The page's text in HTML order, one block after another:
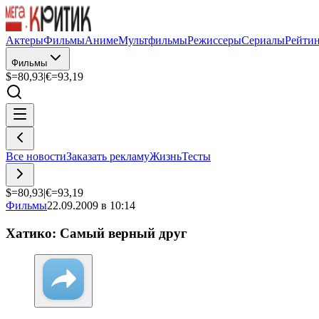
АктерыФильмыАнимеМультфильмыРежиссерыСериалы
Фильмы
$=80,93|€=93,19
Все новостиЗаказать рекламуЖизньТесты
$=80,93|€=93,19
Фильмы22.09.2009 в 10:14
Хатико: Самый верный друг